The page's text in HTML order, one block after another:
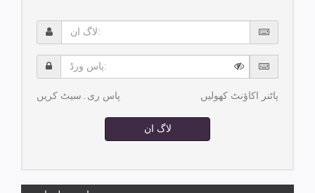
لاگ
پاس
پاس ری۔سیٹ کریں
پاٹنر اکاؤنٹ کھولیں
لاگ ان